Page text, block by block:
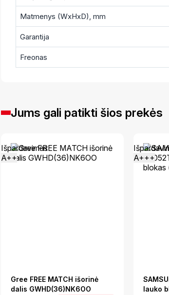
Matmenys (WxHxD), mm
Garantija
Freonas
Jums gali patikti šios prekės
Išpardavimas
A++
Gree FREE MATCH išorinė
dalis GWHD(36)NK6OO
A+++
lauko